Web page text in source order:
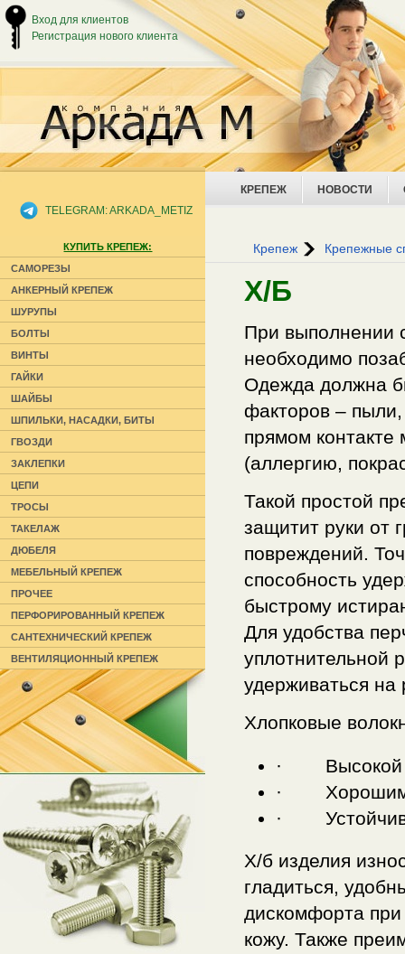
КРЕПЕЖ НОВОСТИ
Крепеж Крепежные
Х/Б
При выполнении
необходимо
Одежда должна
факторов – пыли,
прямом контакте
(аллергию,
Такой простой
защитит руки от
повреждений.
способность
быстрому
Для удобства
уплотнительной
удерживаться на
Хлопковые
· Высокой
· Хорошими
·
Х/б изделия
гладиться,
дискомфорта
кожу. Также
TELEGRAM: ARKADA_METIZ
КУПИТЬ КРЕПЕЖ:
САМОРЕЗЫ
АНКЕРНЫЙ КРЕПЕЖ
ШУРУПЫ
БОЛТЫ
ВИНТЫ
ГАЙКИ
ШАЙБЫ
ШПИЛЬКИ, НАСАДКИ, БИТЫ
ГВОЗДИ
ЗАКЛЕПКИ
ЦЕПИ
ТРОСЫ
ТАКЕЛАЖ
ДЮБЕЛЯ
МЕБЕЛЬНЫЙ КРЕПЕЖ
ПРОЧЕЕ
ПЕРФОРИРОВАННЫЙ КРЕПЕЖ
САНТЕХНИЧЕСКИЙ КРЕПЕЖ
ВЕНТИЛЯЦИОННЫЙ КРЕПЕЖ
Вход для клиентов
Регистрация нового клиента